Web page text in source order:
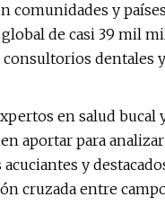
comunidades y
de casi 39 mil
dentales
en salud
aportar para
y
cruzada entre